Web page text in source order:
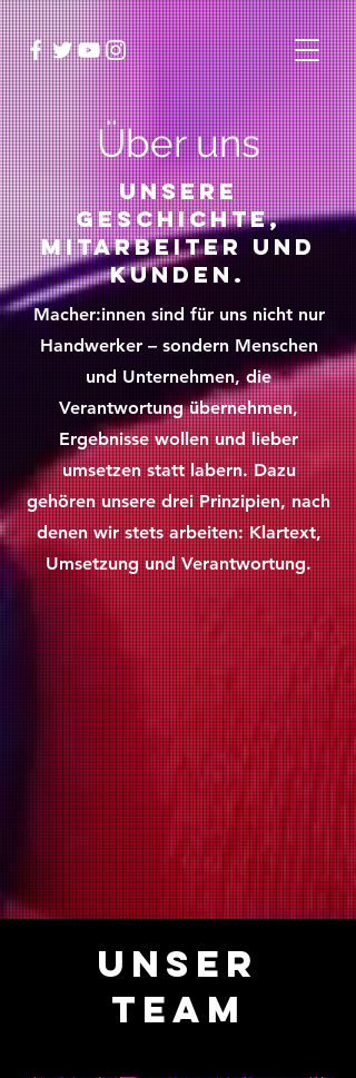
Über uns
Unsere
Geschichte,
Mitarbeiter und
Kunden.
Macher:innen sind für uns nicht nur
Handwerker – sondern Menschen
und Unternehmen, die
Verantwortung übernehmen,
Ergebnisse wollen und lieber
umsetzen statt labern. Dazu
gehören unsere drei Prinzipien, nach
denen wir stets arbeiten: Klartext,
Umsetzung und Verantwortung.
Unser
Team